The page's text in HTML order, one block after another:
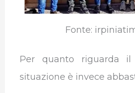
Fonte:
Per quanto riguarda il
situazione è invece